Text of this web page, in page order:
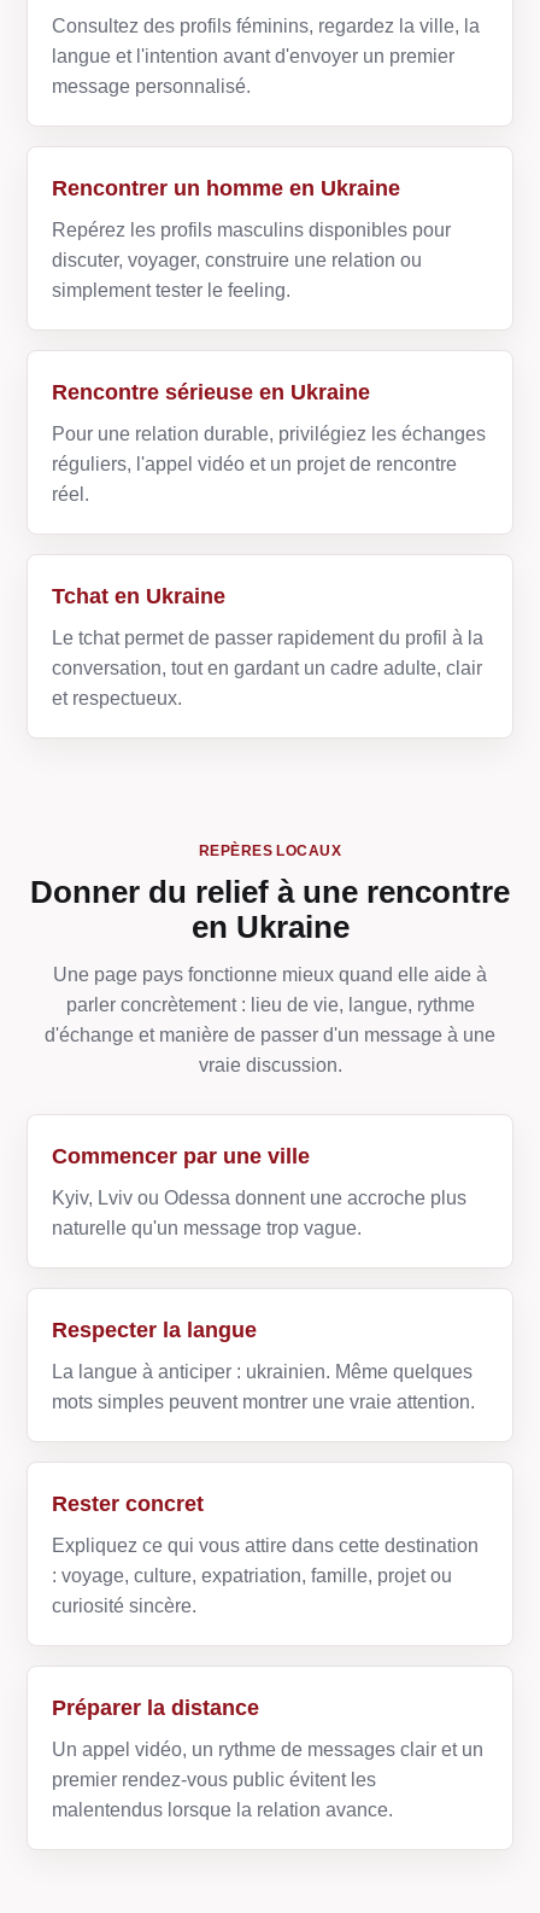
Consultez des profils féminins, regardez la ville, la
langue et l'intention avant d'envoyer un premier
message personnalisé.
Rencontrer un homme en Ukraine
Repérez les profils masculins disponibles pour
discuter, voyager, construire une relation ou
simplement tester le feeling.
Rencontre sérieuse en Ukraine
Pour une relation durable, privilégiez les échanges
réguliers, l'appel vidéo et un projet de rencontre
réel.
Tchat en Ukraine
Le tchat permet de passer rapidement du profil à la
conversation, tout en gardant un cadre adulte, clair
et respectueux.
REPÈRES LOCAUX
Donner du relief à une rencontre
en Ukraine
Une page pays fonctionne mieux quand elle aide à
parler concrètement : lieu de vie, langue, rythme
d'échange et manière de passer d'un message à une
vraie discussion.
Commencer par une ville
Kyiv, Lviv ou Odessa donnent une accroche plus
naturelle qu'un message trop vague.
Respecter la langue
La langue à anticiper : ukrainien. Même quelques
mots simples peuvent montrer une vraie attention.
Rester concret
Expliquez ce qui vous attire dans cette destination
: voyage, culture, expatriation, famille, projet ou
curiosité sincère.
Préparer la distance
Un appel vidéo, un rythme de messages clair et un
premier rendez-vous public évitent les
malentendus lorsque la relation avance.